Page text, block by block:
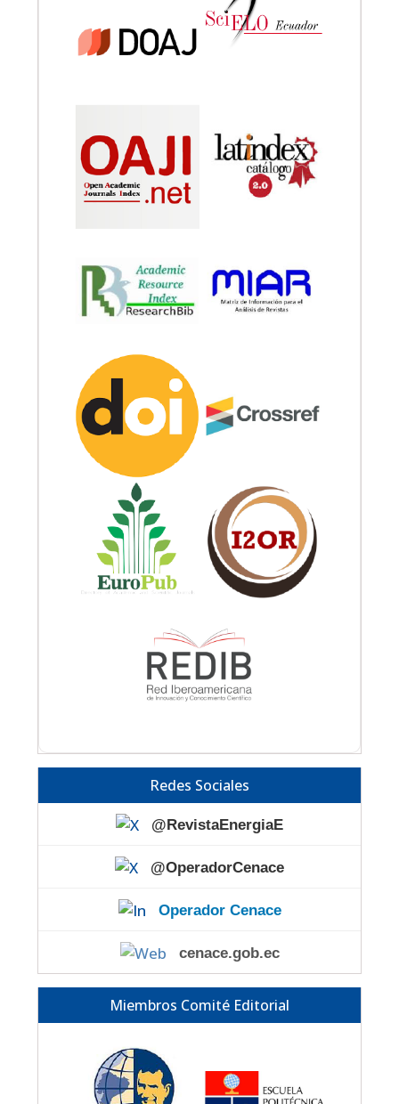
Redes Sociales
@RevistaEnergiaE
@OperadorCenace
Operador Cenace
cenace.gob.ec
Miembros Comité Editorial